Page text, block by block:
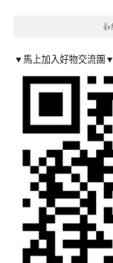
👍
▼馬上加入好物交流團▼